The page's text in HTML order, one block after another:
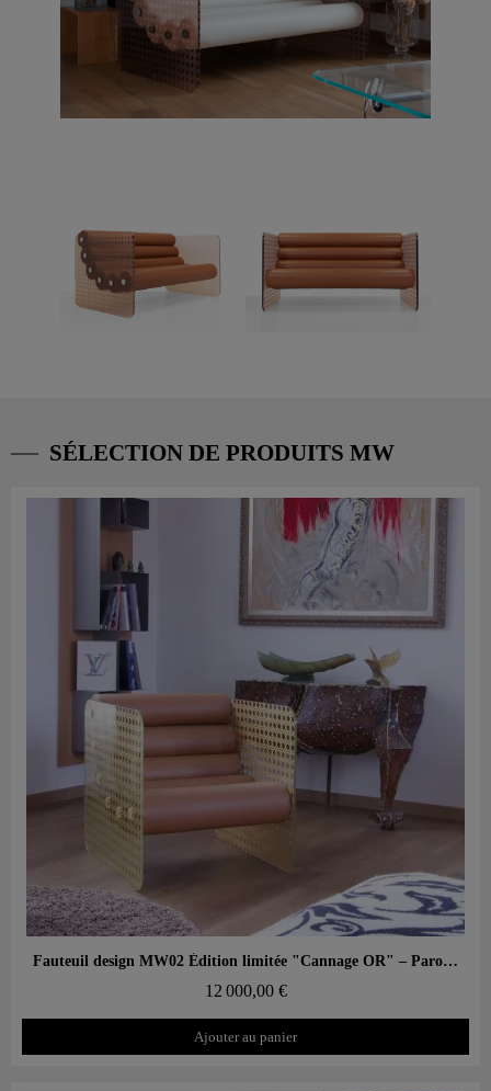
SÉLECTION DE PRODUITS MW
Aperçu rapide Fauteuil design MW02 Édition limitée "Cannage OR" – Parois en verre, assise en mousse
12 000,00 €
Ajouter au panier